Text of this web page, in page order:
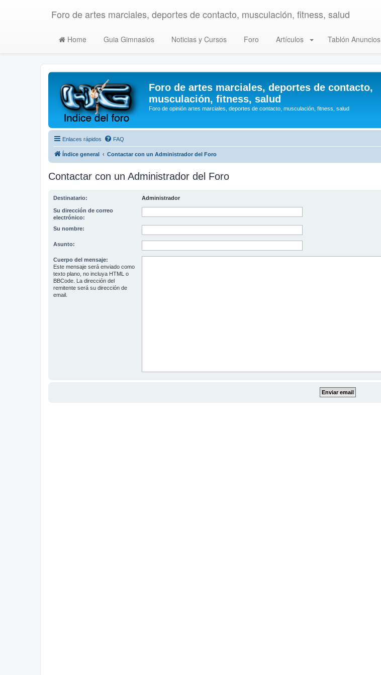
Foro de artes marciales, deportes de contacto, musculación, fitness, salud
Home Guia Gimnasios Noticias y Cursos Foro Artículos Tablón Anuncios
Foro de artes marciales, deportes de contacto,
musculación, fitness, salud
Foro de opinión artes marciales, deportes de contacto, musculación, fitness, salud
Enlaces rápidos FAQ
Índice general Contactar con un Administrador del Foro
Contactar con un Administrador del Foro
Destinatario: Administrador
Su dirección de correo
electrónico:
Su nombre:
Asunto:
Cuerpo del mensaje:
Este mensaje será enviado como
texto plano, no incluya HTML o
BBCode. La dirección del
remitente será su dirección de
email.